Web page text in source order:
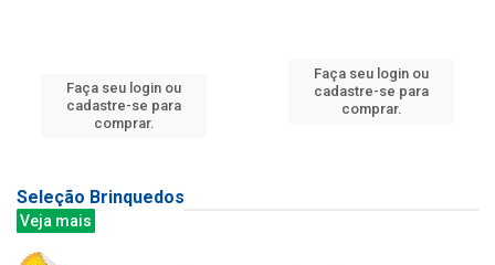
Faça seu login ou
cadastre-se para
comprar.
Faça seu login ou
cadastre-se para
comprar.
Seleção Brinquedos
Veja mais